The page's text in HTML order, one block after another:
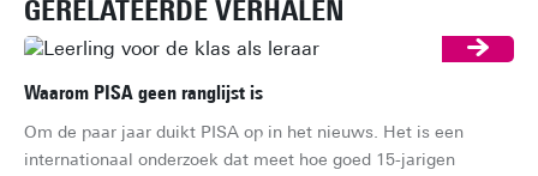
GERELATEERDE VERHALEN
Waarom PISA geen ranglijst is
Om de paar jaar duikt PISA op in het nieuws. Het is een
internationaal onderzoek dat meet hoe goed 15-jarigen